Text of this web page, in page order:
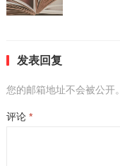
发表回复
您的邮箱地址不会被公开。
评论 *